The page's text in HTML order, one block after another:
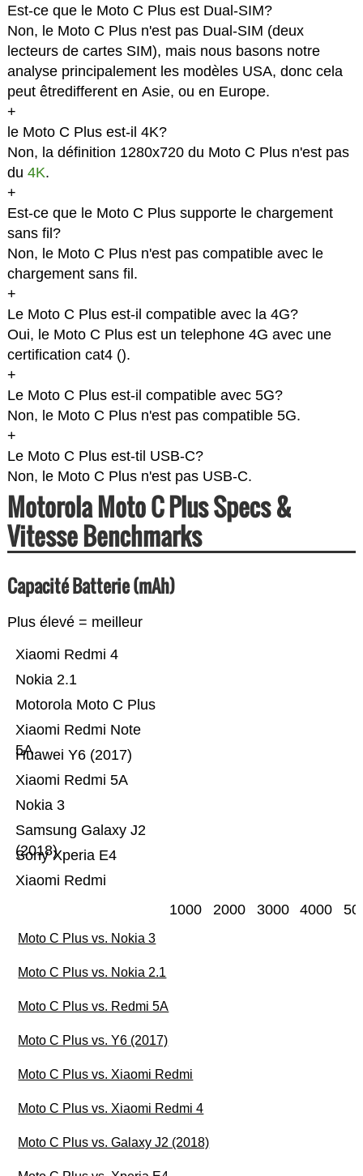
Est-ce que le Moto C Plus est Dual-SIM?
Non, le Moto C Plus n'est pas Dual-SIM (deux
lecteurs de cartes SIM), mais nous basons notre
analyse principalement les modèles USA, donc cela
peut êtredifferent en Asie, ou en Europe.
+
le Moto C Plus est-il 4K?
Non, la définition 1280x720 du Moto C Plus n'est pas
du 4K.
+
Est-ce que le Moto C Plus supporte le chargement
sans fil?
Non, le Moto C Plus n'est pas compatible avec le
chargement sans fil.
+
Le Moto C Plus est-il compatible avec la 4G?
Oui, le Moto C Plus est un telephone 4G avec une
certification cat4 ().
+
Le Moto C Plus est-il compatible avec 5G?
Non, le Moto C Plus n'est pas compatible 5G.
+
Le Moto C Plus est-til USB-C?
Non, le Moto C Plus n'est pas USB-C.
Motorola Moto C Plus Specs &
Vitesse Benchmarks
Capacité Batterie (mAh)
Plus élevé = meilleur
Xiaomi Redmi
Sony Xperia E4
Samsung Galaxy J2
(2018)
Nokia 3
Xiaomi Redmi 5A
Huawei Y6 (2017)
Xiaomi Redmi Note
5A
Motorola Moto C Plus
Nokia 2.1
Xiaomi Redmi 4
1000 2000 3000 4000
Moto C Plus vs. Nokia 3
Moto C Plus vs. Nokia 2.1
Moto C Plus vs. Redmi 5A
Moto C Plus vs. Y6 (2017)
Moto C Plus vs. Xiaomi Redmi
Moto C Plus vs. Xiaomi Redmi 4
Moto C Plus vs. Galaxy J2 (2018)